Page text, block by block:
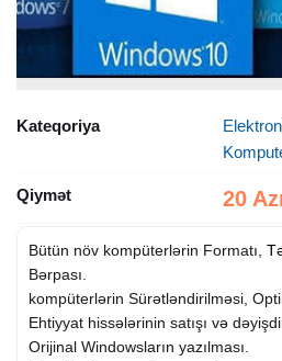
Kateqoriya
Qiymət 20
Bütün növ kompüterlərin Formatı,
Bərpası.
kompüterlərin Sürətləndirilməsi,
Ehtiyyat hissələrinin satışı və
Orijinal Windowsların yazılması.